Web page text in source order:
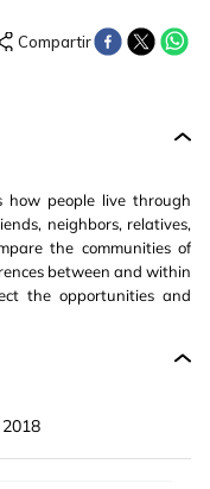
how people live through
neighbors, relatives,
the communities of
between and within
the opportunities and